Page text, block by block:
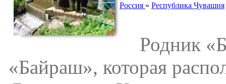
Россия » Республика Чувашия
Родник
«Байраш», которая